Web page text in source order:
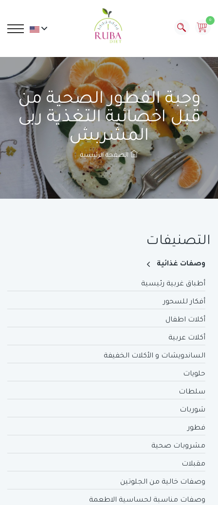
0
وجبة الفطور الصحية من
قبل اخصائية التغذية ربى
المشربش
الصفحة الرئيسية
التصنيفات
وصفات غذائية
أطباق غربية رئيسية
أفكار للسحور
أكلات اطفال
أكلات عربية
الساندويشات و الأكلات الخفيفة
حلويات
سلطات
شوربات
فطور
مشروبات صحية
مقبلات
وصفات خالية من الجلوتين
وصفات مناسبة لحساسية الاطعمة